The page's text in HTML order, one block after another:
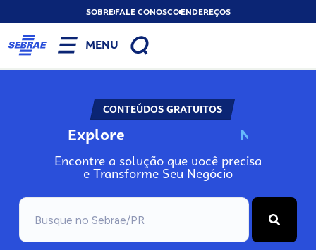
SOBREFALE CONOSCOENDEREÇOS
MENU
CONTEÚDOS GRATUITOS
Explore N
Encontre a solução que você precisa
e Transforme Seu Negócio